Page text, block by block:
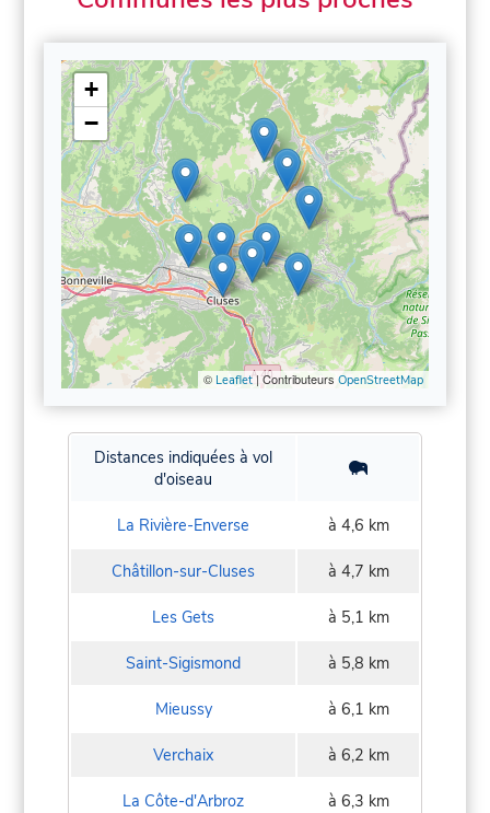
+
−
© Leaflet| Contributeurs OpenStreetMap
Distances indiquées à vol
d'oiseau
La Rivière-Enverse à 4,6 km
Châtillon-sur-Cluses à 4,7 km
Les Gets à 5,1 km
Saint-Sigismond à 5,8 km
Mieussy à 6,1 km
Verchaix à 6,2 km
La Côte-d'Arbroz à 6,3 km